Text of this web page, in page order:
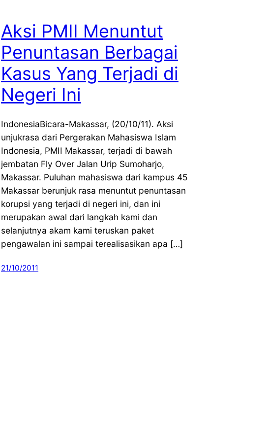
Aksi PMII Menuntut
Penuntasan Berbagai
Kasus Yang Terjadi di
Negeri Ini
IndonesiaBicara-Makassar, (20/10/11). Aksi
unjukrasa dari Pergerakan Mahasiswa Islam
Indonesia, PMII Makassar, terjadi di bawah
jembatan Fly Over Jalan Urip Sumoharjo,
Makassar. Puluhan mahasiswa dari kampus 45
Makassar berunjuk rasa menuntut penuntasan
korupsi yang terjadi di negeri ini, dan ini
merupakan awal dari langkah kami dan
selanjutnya akam kami teruskan paket
pengawalan ini sampai terealisasikan apa […]
21/10/2011